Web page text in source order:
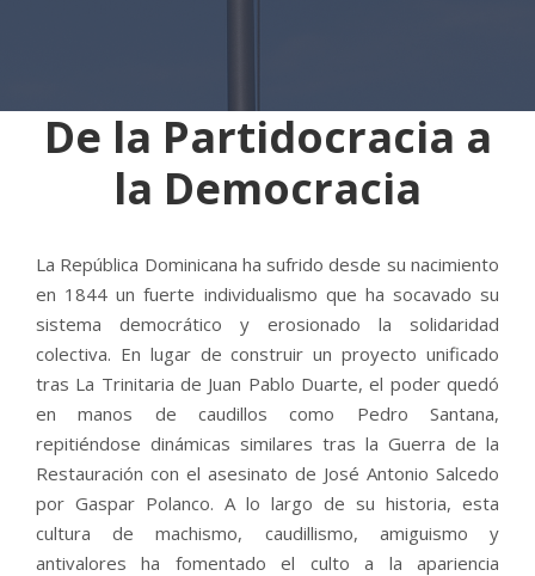
De la Partidocracia a
la Democracia
La República Dominicana ha sufrido desde su nacimiento
en 1844 un fuerte individualismo que ha socavado su
sistema democrático y erosionado la solidaridad
colectiva. En lugar de construir un proyecto unificado
tras La Trinitaria de Juan Pablo Duarte, el poder quedó
en manos de caudillos como Pedro Santana,
repitiéndose dinámicas similares tras la Guerra de la
Restauración con el asesinato de José Antonio Salcedo
por Gaspar Polanco. A lo largo de su historia, esta
cultura de machismo, caudillismo, amiguismo y
antivalores ha fomentado el culto a la apariencia